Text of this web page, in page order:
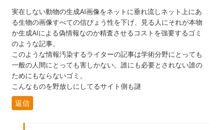
実在しない動物の生成AI画像をネットに垂れ流しネット上にあ
る生物の画像すべての信ぴょう性を下げ、見る人にそれが本物
か生成AIによる偽情報なのか精査させるコストを強要するゴミ
のような記事。
このような情報汚染するライターの記事は学術分野にとっても
一般の人間にとっても害しかない。誰にも必要とされない誰の
ためにもならないゴミ。
こんなものを野放しにしてるサイト側も謎
返信